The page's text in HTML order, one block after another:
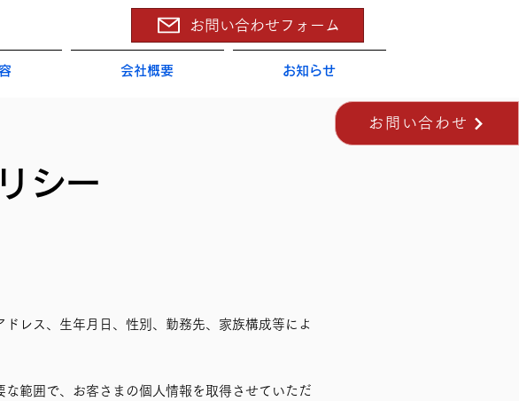
お問い合わせ
お問い合わせフォーム
会社概要 お知らせ
シー
レス、生年月日、性別、勤務先、家族構成等によ
範囲で、お客さまの個人情報を取得させていただ